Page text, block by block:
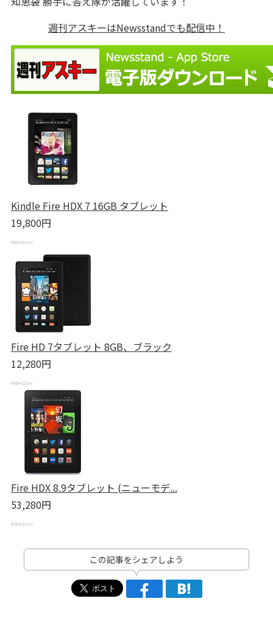
週刊アスキーはNewsstandでも配信中！
Kindle Fire HDX 7 16GB タブレット
19,800円
Fire HD 7タブレット 8GB、ブラック
12,280円
Fire HDX 8.9タブレット (ニューモデ...
53,280円
この記事をシェアしよう